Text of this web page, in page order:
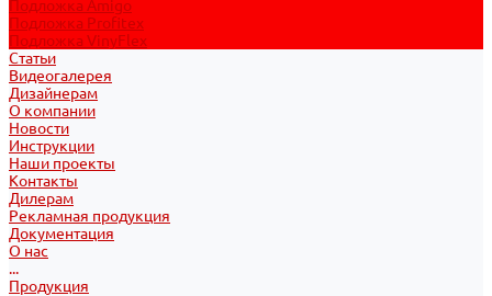
Подложка Amigo
Подложка Profitex
Подложка VinyFlex
Статьи
Видеогалерея
Дизайнерам
О компании
Новости
Инструкции
Наши проекты
Контакты
Дилерам
Рекламная продукция
Документация
О нас
...
Продукция